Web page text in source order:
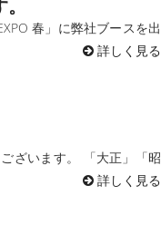
春」に弊社ブースを出
詳しく見る
ざいます。 「大正」「昭
詳しく見る